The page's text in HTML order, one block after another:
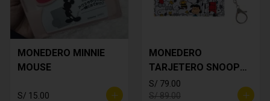
MONEDERO MINNIE
MOUSE
S/ 15.00
MONEDERO
TARJETERO SNOOPY
BLANCO
S/ 79.00
S/ 89.00